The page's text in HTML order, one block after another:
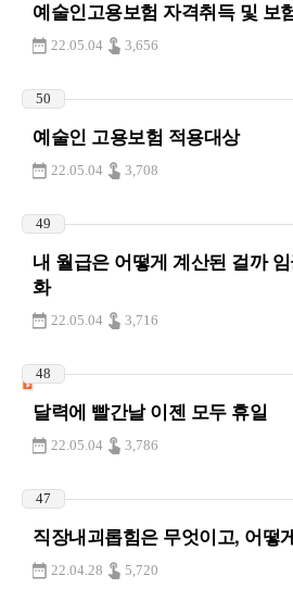
예술인고용보험 자격취득 및 보
22.05.04 3,656
50
예술인 고용보험 적용대상
22.05.04 3,708
49
내 월급은 어떻게 계산된 걸까
화
22.05.04 3,716
48
달력에 빨간날 이젠 모두 휴일
22.05.04 3,786
47
직장내괴롭힘은 무엇이고, 어떻
22.04.28 5,720